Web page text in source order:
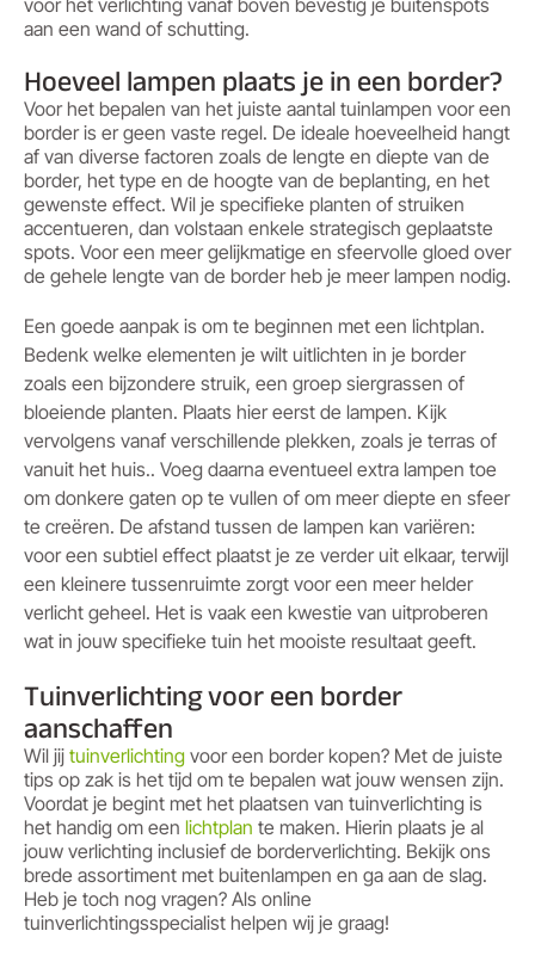
voor het verlichting vanaf boven bevestig je buitenspots
aan een wand of schutting.
Hoeveel lampen plaats je in een border?
Voor het bepalen van het juiste aantal tuinlampen voor een
border is er geen vaste regel. De ideale hoeveelheid hangt
af van diverse factoren zoals de lengte en diepte van de
border, het type en de hoogte van de beplanting, en het
gewenste effect. Wil je specifieke planten of struiken
accentueren, dan volstaan enkele strategisch geplaatste
spots. Voor een meer gelijkmatige en sfeervolle gloed over
de gehele lengte van de border heb je meer lampen nodig.
Een goede aanpak is om te beginnen met een lichtplan.
Bedenk welke elementen je wilt uitlichten in je border
zoals een bijzondere struik, een groep siergrassen of
bloeiende planten. Plaats hier eerst de lampen. Kijk
vervolgens vanaf verschillende plekken, zoals je terras of
vanuit het huis.. Voeg daarna eventueel extra lampen toe
om donkere gaten op te vullen of om meer diepte en sfeer
te creëren. De afstand tussen de lampen kan variëren:
voor een subtiel effect plaatst je ze verder uit elkaar, terwijl
een kleinere tussenruimte zorgt voor een meer helder
verlicht geheel. Het is vaak een kwestie van uitproberen
wat in jouw specifieke tuin het mooiste resultaat geeft.
Tuinverlichting voor een border
aanschaffen
Wil jij tuinverlichting voor een border kopen? Met de juiste
tips op zak is het tijd om te bepalen wat jouw wensen zijn.
Voordat je begint met het plaatsen van tuinverlichting is
het handig om een lichtplan te maken. Hierin plaats je al
jouw verlichting inclusief de borderverlichting. Bekijk ons
brede assortiment met buitenlampen en ga aan de slag.
Heb je toch nog vragen? Als online
tuinverlichtingsspecialist helpen wij je graag!